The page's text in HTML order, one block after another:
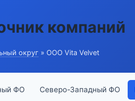
компаний
округ » ООО Vita Velvet
ФО Северо-Западный ФО